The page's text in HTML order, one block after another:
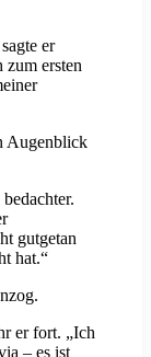
er
ersten
Augenblick
gutgetan
hat.“
er fort. „Ich
– es ist